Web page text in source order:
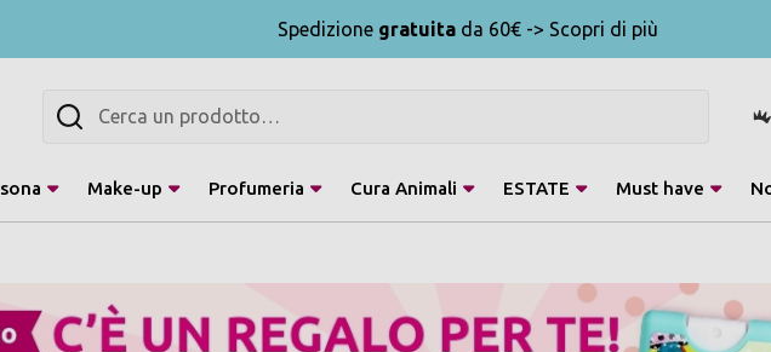
Spedizione gratuita da 60€ -> Scopri di più
Cerca
Make-up Profumeria Cura Animali ESTATE Must have